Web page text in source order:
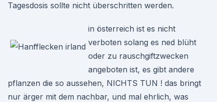
Tagesdosis sollte nicht überschritten werden.
in österreich ist es nicht
verboten solang es ned blüht
oder zu rauschgiftzwecken
angeboten ist, es gibt andere
pflanzen die so aussehen, NICHTS TUN ! das bringt
nur ärger mit dem nachbar, und mal ehrlich, was